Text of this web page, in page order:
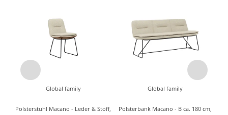
Global family
Polsterstuhl Macano - Leder & Stoff,
Global family
Polsterbank Macano - B ca. 180 cm,